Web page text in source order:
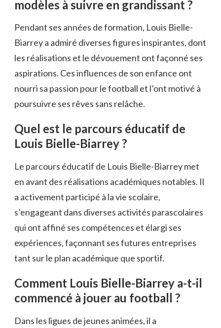
modèles à suivre en grandissant ?
Pendant ses années de formation, Louis Bielle-
Biarrey a admiré diverses figures inspirantes, dont
les réalisations et le dévouement ont façonné ses
aspirations. Ces influences de son enfance ont
nourri sa passion pour le football et l’ont motivé à
poursuivre ses rêves sans relâche.
Quel est le parcours éducatif de
Louis Bielle-Biarrey ?
Le parcours éducatif de Louis Bielle-Biarrey met
en avant des réalisations académiques notables. Il
a activement participé à la vie scolaire,
s’engageant dans diverses activités parascolaires
qui ont affiné ses compétences et élargi ses
expériences, façonnant ses futures entreprises
tant sur le plan académique que sportif.
Comment Louis Bielle-Biarrey a-t-il
commencé à jouer au football ?
Dans les ligues de jeunes animées, il a